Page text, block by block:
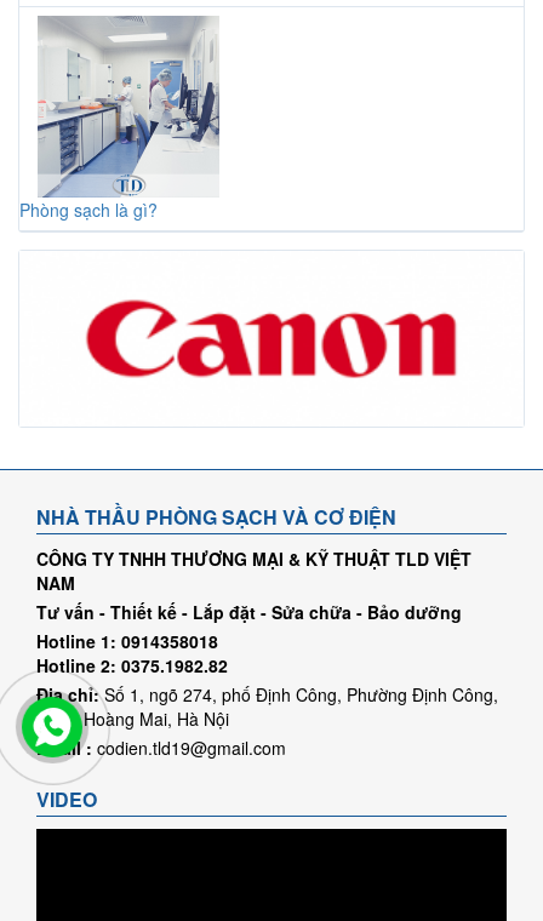
Phòng sạch là gì?
NHÀ THẦU PHÒNG SẠCH VÀ CƠ ĐIỆN
CÔNG TY TNHH THƯƠNG MẠI & KỸ THUẬT TLD VIỆT
NAM
Tư vấn - Thiết kế - Lắp đặt - Sửa chữa - Bảo dưỡng
Hotline 1: 0914358018
Hotline 2: 0375.1982.82
Địa chỉ:Số 1, ngõ 274, phố Định Công, Phường Định Công,
Quận Hoàng Mai, Hà Nội
Email : codien.tld19@gmail.com
VIDEO